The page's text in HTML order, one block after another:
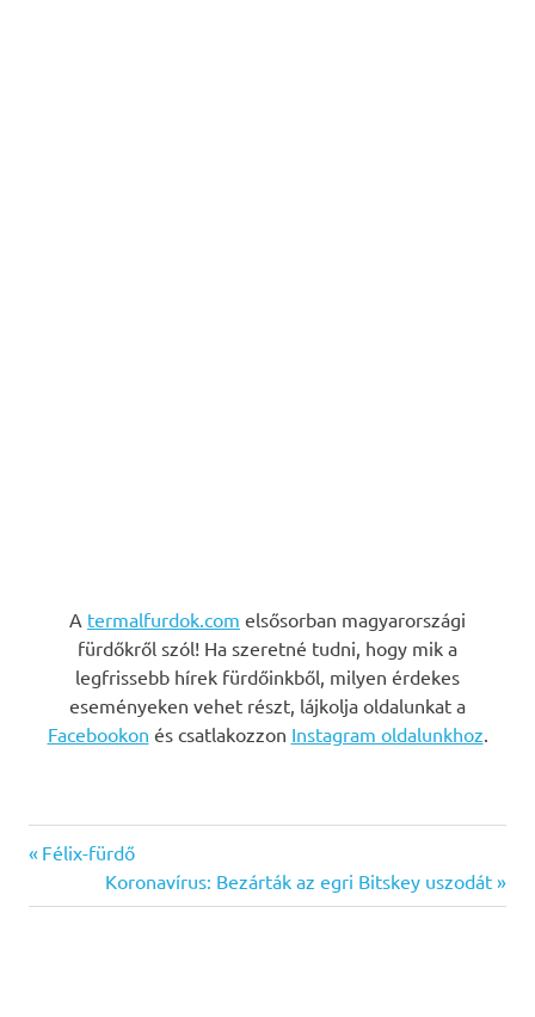
A termalfurdok.com elsősorban magyarországi
fürdőkről szól! Ha szeretné tudni, hogy mik a
legfrissebb hírek fürdőinkből, milyen érdekes
eseményeken vehet részt, lájkolja oldalunkat a
Facebookon és csatlakozzon Instagram oldalunkhoz.
Bejegyzés
navigáció
Previous
Félix-fürdő
Next
Post:
Koronavírus: Bezárták az egri Bitskey uszodát